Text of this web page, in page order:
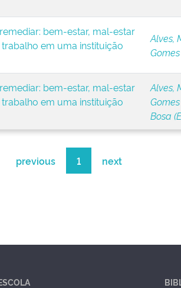
bem-estar, mal-estar
em uma instituição
Alves,
bem-estar, mal-estar
em uma instituição
Alves,
Bosa
previous 1 next